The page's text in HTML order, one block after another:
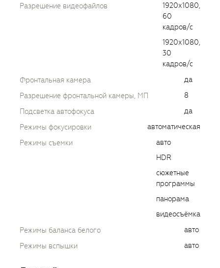
Разрешение видеофайлов
1920х1080,
60
кадров/с
1920х1080,
30
кадров/с
Фронтальная камера
да
Разрешение фронтальной камеры, МП
8
Подсветка автофокуса
да
Режимы фокусировки
автоматическая
Режимы съемки
авто
HDR
сюжетные
программы
панорама
видеосъёмка
Режимы баланса белого
авто
Режимы вспышки
авто